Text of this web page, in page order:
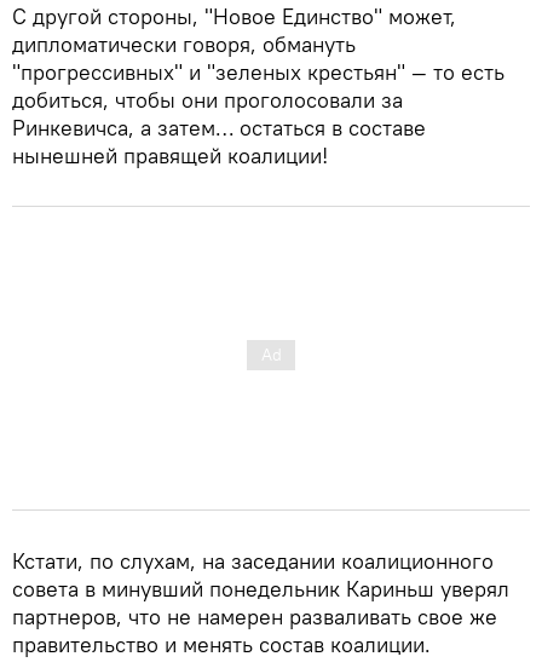
С другой стороны, "Новое Единство" может,
дипломатически говоря, обмануть
"прогрессивных" и "зеленых крестьян" — то есть
добиться, чтобы они проголосовали за
Ринкевичса, а затем… остаться в составе
нынешней правящей коалиции!
Кстати, по слухам, на заседании коалиционного
совета в минувший понедельник Кариньш уверял
партнеров, что не намерен разваливать свое же
правительство и менять состав коалиции.